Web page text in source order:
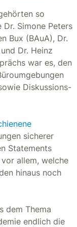
so
Simone Peters
Bux (BAuA), Dr.
Dr. Heinz
war es, den
Diskussions-
sicherer
Statements
allem, welche
hinaus noch
dem Thema
endlich die